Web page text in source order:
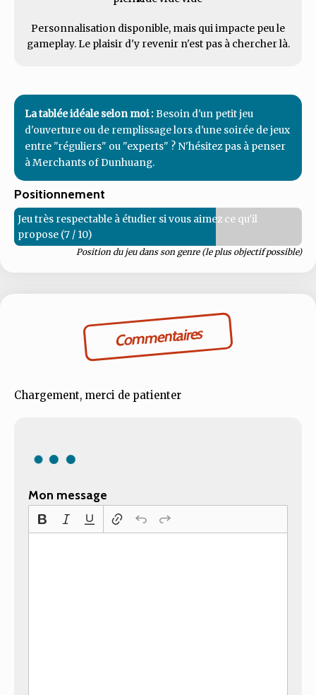
Personnalisation disponible, mais qui impacte peu le
gameplay. Le plaisir d'y revenir n'est pas à chercher là.
La tablée idéale selon moi : Besoin d'un petit jeu
d'ouverture ou de remplissage lors d'une soirée de jeux
entre "réguliers" ou "experts" ? N'hésitez pas à penser
à Merchants of Dunhuang.
Positionnement
Jeu très respectable à étudier si vous aimez ce qu'il
propose (7 / 10)
Position du jeu dans son genre (le plus objectif possible)
Commentaires
Chargement, merci de patienter
Mon message